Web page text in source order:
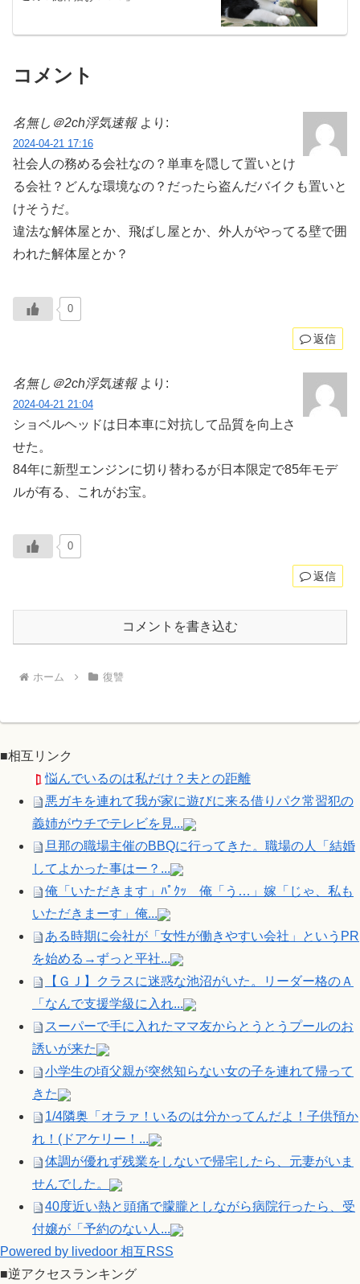
コメント
名無し＠2ch浮気速報 より:
2024-04-21 17:16
社会人の務める会社なの？単車を隠して置いとけ
る会社？どんな環境なの？だったら盗んだバイクも置いと
けそうだ。
違法な解体屋とか、飛ばし屋とか、外人がやってる壁で囲
われた解体屋とか？
0
返信
名無し＠2ch浮気速報 より:
2024-04-21 21:04
ショベルヘッドは日本車に対抗して品質を向上さ
せた。
84年に新型エンジンに切り替わるが日本限定で85年モデ
ルが有る、これがお宝。
0
返信
コメントを書き込む
ホーム 復讐
■相互リンク
悩んでいるのは私だけ？夫との距離
悪ガキを連れて我が家に遊びに来る借りパク常習犯の
義姉がウチでテレビを見...
旦那の職場主催のBBQに行ってきた。職場の人「結婚
してよかった事はー？...
俺「いただきます」ﾊﾟｸｯ 俺「う…」嫁「じゃ、私も
いただきまーす」俺...
ある時期に会社が「女性が働きやすい会社」というPR
を始める→ずっと平社...
【ＧＪ】クラスに迷惑な池沼がいた。リーダー格のＡ
「なんで支援学級に入れ...
スーパーで手に入れたママ友からとうとうプールのお
誘いが来た
小学生の頃父親が突然知らない女の子を連れて帰って
きた
1/4隣奥「オラァ！いるのは分かってんだよ！子供預か
れ！(ドアケリー！...
体調が優れず残業をしないで帰宅したら、元妻がいま
せんでした。
40度近い熱と頭痛で朦朧としながら病院行ったら、受
付嬢が「予約のない人...
Powered by livedoor 相互RSS
■逆アクセスランキング